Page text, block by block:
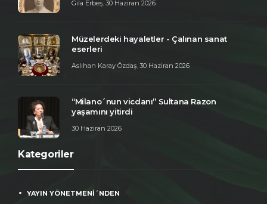
Gila Erbeş, 30 Haziran 2026
Müzelerdeki hayaletler - Çalınan sanat
eserleri
Aslıhan Karay Özdaş, 30 Haziran 2026
“Milano´nun vicdanı” Sultana Razon
yaşamını yitirdi
30 Haziran 2026
Kategoriler
YAYIN YÖNETMENİ´NDEN